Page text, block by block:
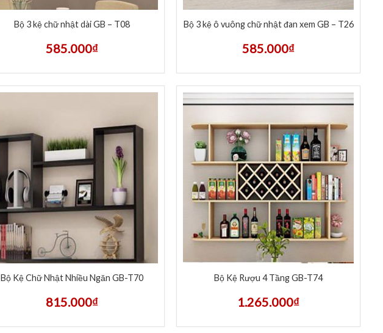
Bộ 3 kệ chữ nhật dài GB – T08
585.000₫
Bộ 3 kệ ô vuông chữ nhật đan xem GB – T26
585.000₫
Bộ Kệ Chữ Nhật Nhiều Ngăn GB-T70
815.000₫
Bộ Kệ Rượu 4 Tầng GB-T74
1.265.000₫